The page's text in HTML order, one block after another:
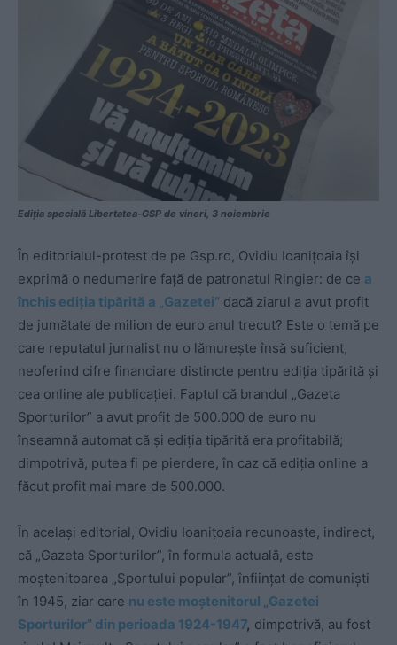
Ediția specială Libertatea-GSP de vineri, 3 noiembrie
În editorialul-protest de pe Gsp.ro, Ovidiu Ioanițoaia își
exprimă o nedumerire față de patronatul Ringier: de ce a
închis ediția tipărită a „Gazetei” dacă ziarul a avut profit
de jumătate de milion de euro anul trecut? Este o temă pe
care reputatul jurnalist nu o lămurește însă suficient,
neoferind cifre financiare distincte pentru ediția tipărită și
cea online ale publicației. Faptul că brandul „Gazeta
Sporturilor” a avut profit de 500.000 de euro nu
înseamnă automat că și ediția tipărită era profitabilă;
dimpotrivă, putea fi pe pierdere, în caz că ediția online a
făcut profit mai mare de 500.000.
În același editorial, Ovidiu Ioanițoaia recunoaște, indirect,
că „Gazeta Sporturilor”, în formula actuală, este
moștenitoarea „Sportului popular”, înființat de comuniști
în 1945, ziar care nu este moștenitorul „Gazetei
Sporturilor” din perioada 1924-1947, dimpotrivă, au fost